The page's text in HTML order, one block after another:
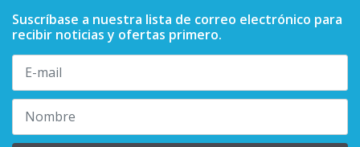
Suscríbase a nuestra lista de correo electrónico para
recibir noticias y ofertas primero.